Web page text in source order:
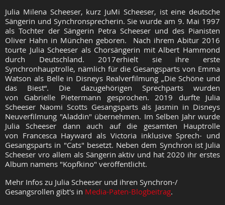
Julia Milena Scheeser, kurz JuMi Scheeser, ist eine deutsche
Sängerin und Synchronsprecherin. Sie wurde am 9. Mai 1997
als Tochter der Sängerin Petra Scheeser und des Pianisten
Oliver Hahn in München geboren. Nach ihrem Abitur 2016
tourte Julia Scheeser als Chorsängerin mit Albert Hammond
durch Deutschland. 2017erhielt sie ihre erste
Synchronhauptrolle, nämlich für die Gesangsparts von Emma
Watson als Belle in Disneys Realverfilmung „Die Schöne und
das Biest“. Die dazugehörigen Sprechparts wurden
von Gabrielle Pietermann gesprochen. 2019 durfte Julia
Scheeser Naomi Scotts Gesangsparts als Jasmin in Disneys
Neuverfilmung "Aladdin" übernehmen. Im Selben Jahr wurde
Julia Scheeser dann auch auf die gesamten Hauptrolle
von Francesca Hayward als Victoria inklusive Sprech- und
Gesangsparts in "Cats" besetzt. Neben dem Synchron ist Julia
Scheeser vro allem als Sängerin aktiv und hat 2020 ihr erstes
Album namens "Kopfkino" veröffentlicht.
Mehr Infos zu Julia Scheeser und ihren Synchron-/
Gesangsrollen gibt's in Media-Paten-Blogbeitrag.